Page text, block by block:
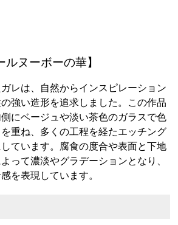
ルヌーボーの華】
レは、自然からインスピレーション
強い造形を追求しました。この作品
にベージュや淡い茶色のガラスで色
重ね、多くの工程を経たエッチング
ています。腐食の度合や表面と下地
って濃淡やグラデーションとなり、
を表現しています。